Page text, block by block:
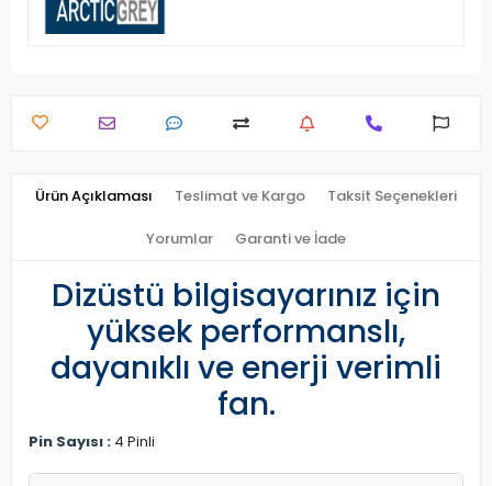
Ürün Açıklaması Teslimat ve Kargo Taksit Seçenekleri
Yorumlar Garanti ve İade
Dizüstü bilgisayarınız için
yüksek performanslı,
dayanıklı ve enerji verimli
fan.
Pin Sayısı : 4 Pinli